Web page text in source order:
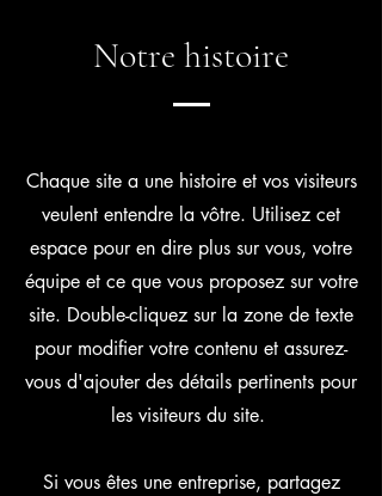
Notre histoire
Chaque site a une histoire et vos visiteurs
veulent entendre la vôtre. Utilisez cet
espace pour en dire plus sur vous, votre
équipe et ce que vous proposez sur votre
site. Double-cliquez sur la zone de texte
pour modifier votre contenu et assurez-
vous d'ajouter des détails pertinents pour
les visiteurs du site. ​
Si vous êtes une entreprise, partagez